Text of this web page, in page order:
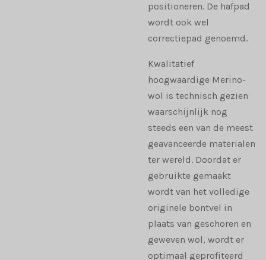
positioneren. De hafpad
wordt ook wel
correctiepad genoemd.
Kwalitatief
hoogwaardige Merino-
wol is technisch gezien
waarschijnlijk nog
steeds een van de meest
geavanceerde materialen
ter wereld. Doordat er
gebruikte gemaakt
wordt van het volledige
originele bontvel in
plaats van geschoren en
geweven wol, wordt er
optimaal geprofiteerd